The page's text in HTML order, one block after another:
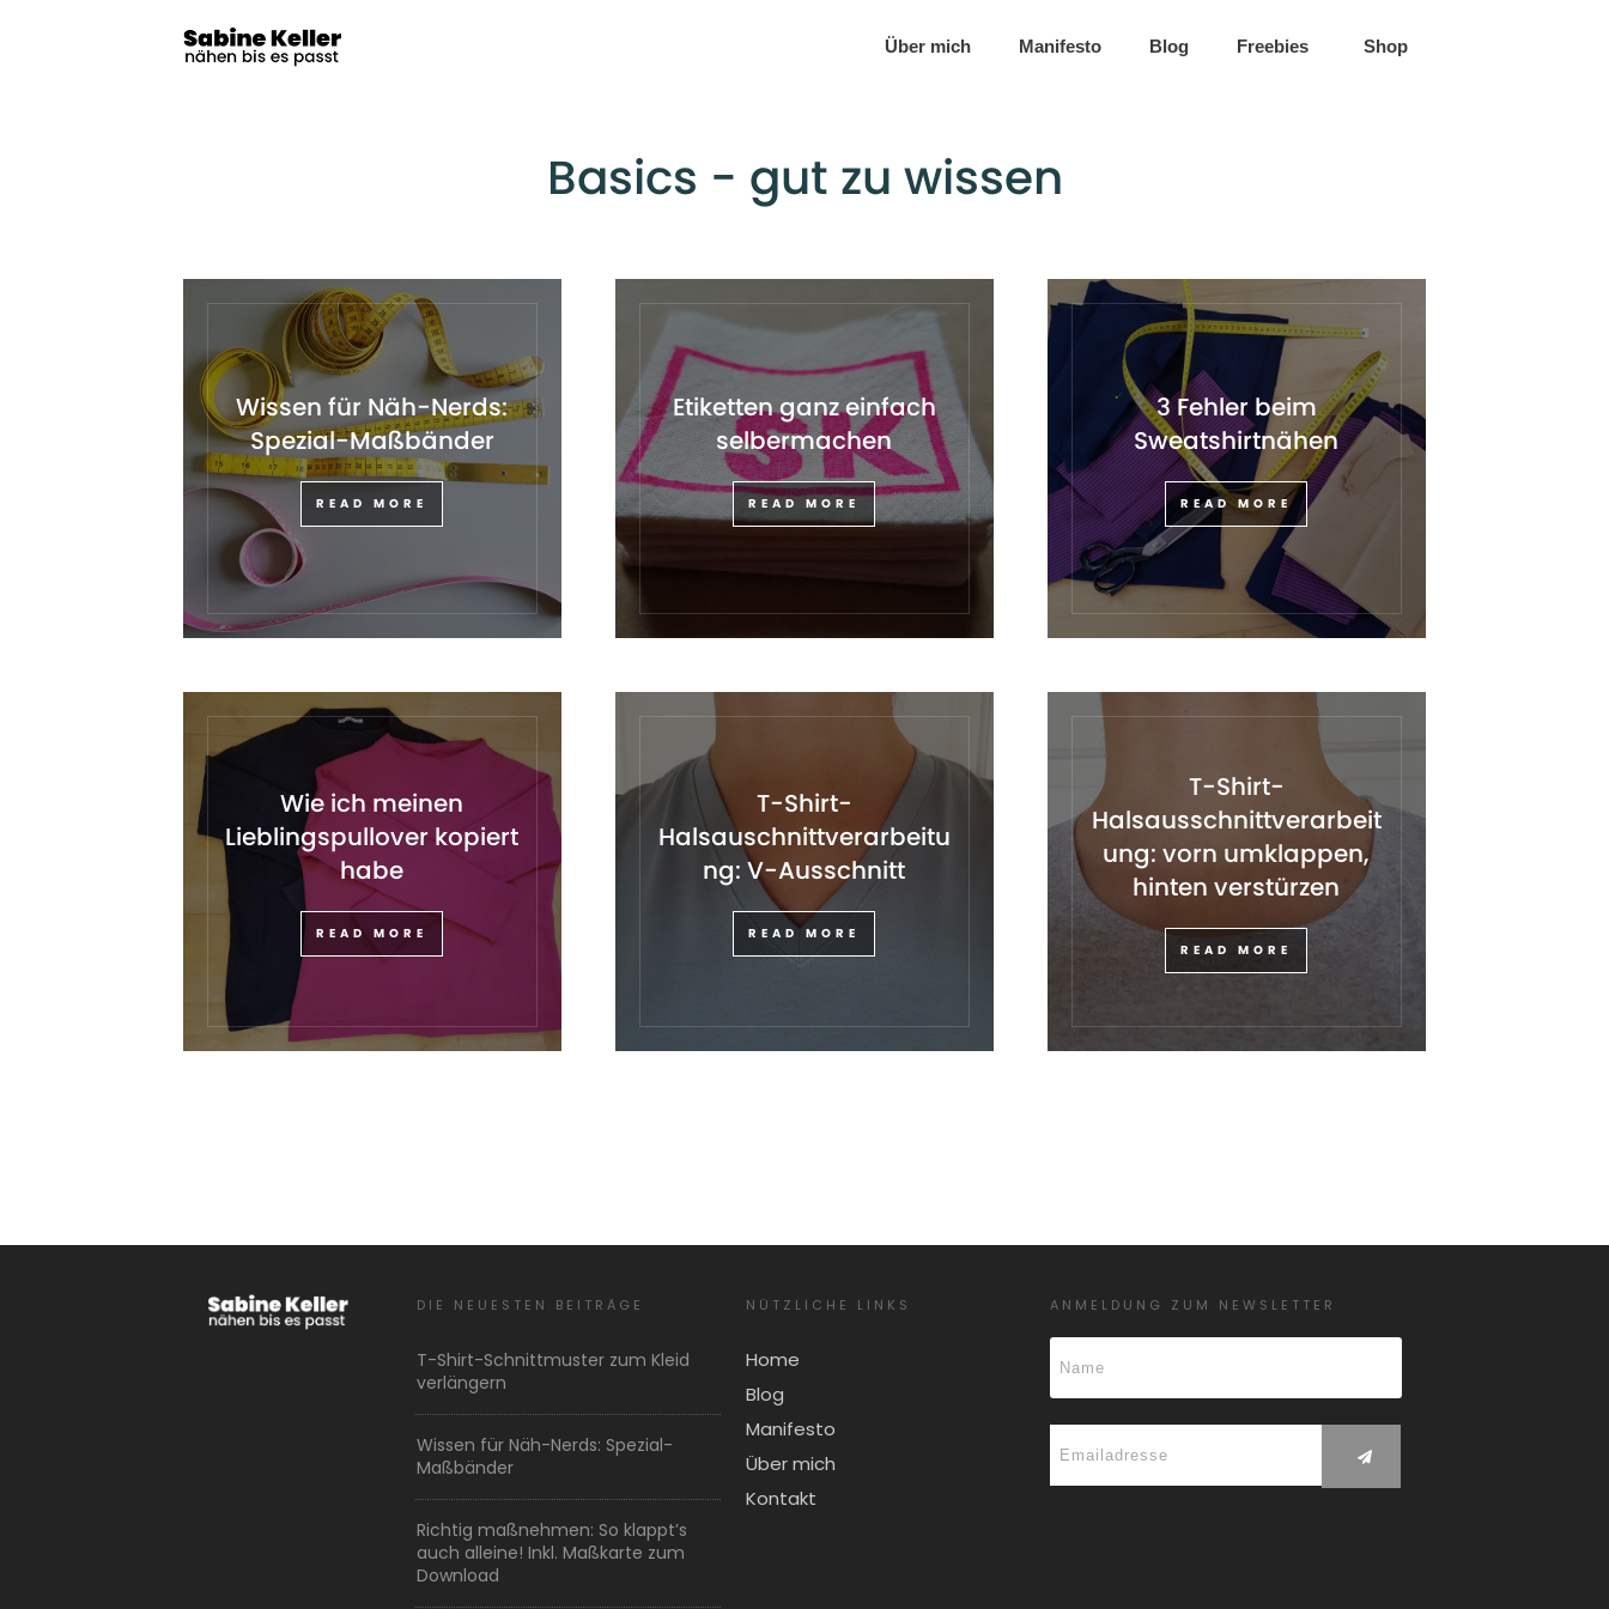
Über mich Manifesto Blog Freebies Shop
Basics - gut zu wissen
Wissen für Näh-Nerds:
Spezial-Maßbänder
READ MORE
Etiketten ganz einfach
selbermachen
READ MORE
3 Fehler beim
Sweatshirtnähen
READ MORE
Wie ich meinen
Lieblingspullover kopiert
habe
READ MORE
T-Shirt-
Halsauschnittverarbeitu
ng: V-Ausschnitt
READ MORE
T-Shirt-
Halsausschnittverarbeit
ung: vorn umklappen,
hinten verstürzen
READ MORE
DIE NEUESTEN BEITRÄGE
T-Shirt-Schnittmuster zum Kleid
verlängern
Wissen für Näh-Nerds: Spezial-
Maßbänder
Richtig maßnehmen: So klappt’s
auch alleine! Inkl. Maßkarte zum
Download
NÜTZLICHE LINKS
Home
Blog
Manifesto
Über mich
Kontakt
ANMELDUNG ZUM NEWSLETTER